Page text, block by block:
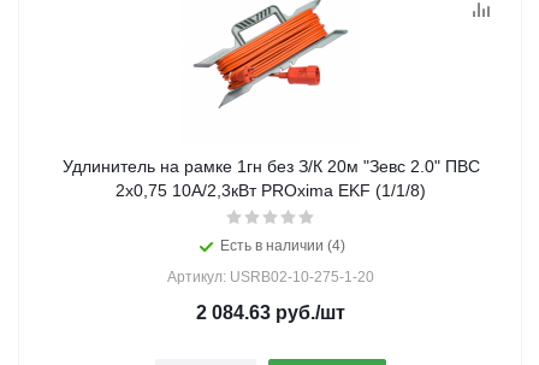
Удлинитель на рамке 1гн без З/К 20м "Зевс 2.0" ПВС
2х0,75 10А/2,3кВт PROxima EKF (1/1/8)
Есть в наличии (4)
Артикул: USRB02-10-275-1-20
2 084.63 руб./шт